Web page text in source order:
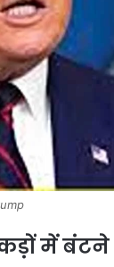
में बंटने